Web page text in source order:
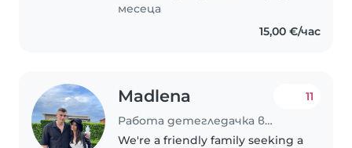
месеца
15,00 €/час
Madlena
Работа детегледачка в София
11
We're a friendly family seeking a